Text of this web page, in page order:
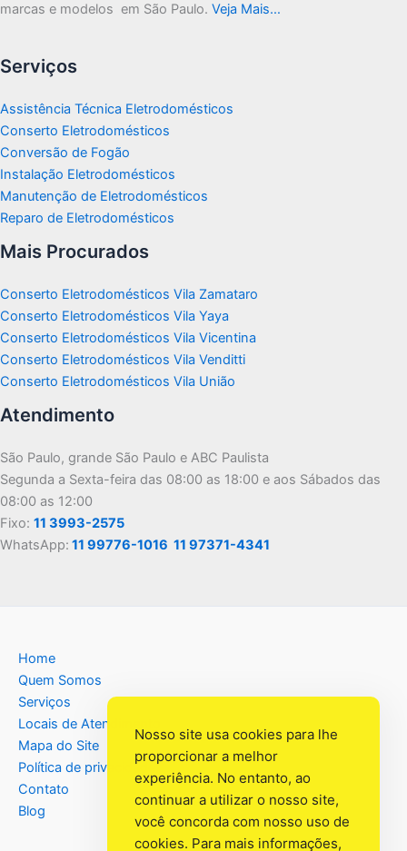
marcas e modelos em São Paulo. Veja Mais…
Serviços
Assistência Técnica Eletrodomésticos
Conserto Eletrodomésticos
Conversão de Fogão
Instalação Eletrodomésticos
Manutenção de Eletrodomésticos
Reparo de Eletrodomésticos
Mais Procurados
Conserto Eletrodomésticos Vila Zamataro
Conserto Eletrodomésticos Vila Yaya
Conserto Eletrodomésticos Vila Vicentina
Conserto Eletrodomésticos Vila Venditti
Conserto Eletrodomésticos Vila União
Atendimento
São Paulo, grande São Paulo e ABC Paulista
Segunda a Sexta-feira das 08:00 as 18:00 e aos Sábados das
08:00 as 12:00
Fixo: 11 3993-2575
WhatsApp: 11 99776-1016 11 97371-4341
Home
Quem Somos
Serviços
Locais de Atendimento
Mapa do Site
Política de privacidade
Contato
Blog
Nosso site usa cookies para lhe
proporcionar a melhor
experiência. No entanto, ao
continuar a utilizar o nosso site,
você concorda com nosso uso de
cookies. Para mais informações,